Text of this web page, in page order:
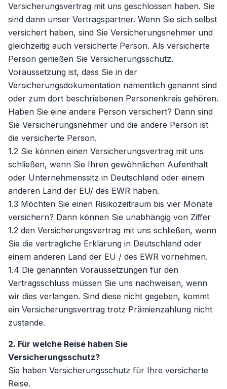
Versicherungsvertrag mit uns geschlossen haben. Sie
sind dann unser Vertragspartner. Wenn Sie sich selbst
versichert haben, sind Sie Versicherungsnehmer und
gleichzeitig auch versicherte Person. Als versicherte
Person genießen Sie Versicherungsschutz.
Voraussetzung ist, dass Sie in der
Versicherungsdokumentation namentlich genannt sind
oder zum dort beschriebenen Personenkreis gehören.
Haben Sie eine andere Person versichert? Dann sind
Sie Versicherungsnehmer und die andere Person ist
die versicherte Person.
1.2 Sie können einen Versicherungsvertrag mit uns
schließen, wenn Sie Ihren gewöhnlichen Aufenthalt
oder Unternehmenssitz in Deutschland oder einem
anderen Land der EU/ des EWR haben.
1.3 Möchten Sie einen Risikozeitraum bis vier Monate
versichern? Dann können Sie unabhängig von Ziffer
1.2 den Versicherungsvertrag mit uns schließen, wenn
Sie die vertragliche Erklärung in Deutschland oder
einem anderen Land der EU / des EWR vornehmen.
1.4 Die genannten Voraussetzungen für den
Vertragsschluss müssen Sie uns nachweisen, wenn
wir dies verlangen. Sind diese nicht gegeben, kommt
ein Versicherungsvertrag trotz Prämienzahlung nicht
zustande.
2. Für welche Reise haben Sie
Versicherungsschutz?
Sie haben Versicherungsschutz für Ihre versicherte
Reise.